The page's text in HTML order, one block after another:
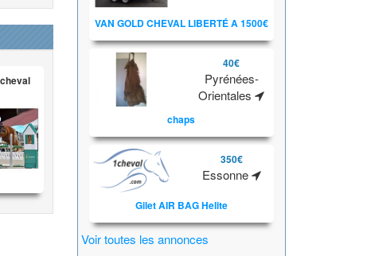
VAN GOLD CHEVAL LIBERTÉ A 1500€
40€
Pyrénées-
Orientales
chaps
350€
Essonne
Gilet AIR BAG Helite
Voir toutes les annonces